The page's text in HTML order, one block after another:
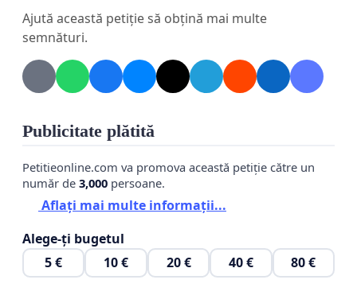
Ajută această petiție să obțină mai multe
semnături.
Publicitate plătită
Petitieonline.com va promova această petiție către un
număr de 3,000 persoane.
Aflați mai multe informații...
Alege-ți bugetul
5 €
10 € 20 € 40 € 80 €